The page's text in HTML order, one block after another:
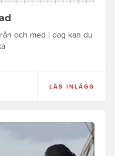
och med i dag kan du
LÄS INLÄGG